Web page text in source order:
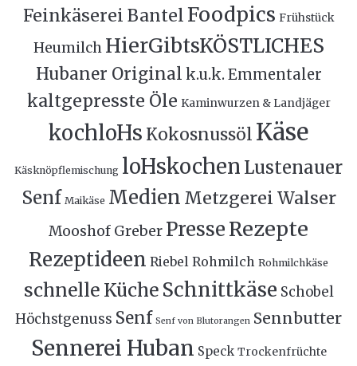
Feinkäserei BantelFoodpics Frühstück
Heumilch HierGibtsKÖSTLICHES
Hubaner Original k.u.k. Emmentaler
kaltgepresste Öle Kaminwurzen & Landjäger
kochloHs Kokosnussöl Käse
Käsknöpflemischung loHskochen Lustenauer
Senf Maikäse Medien Metzgerei Walser
Mooshof Greber PresseRezepte
Rezeptideen Riebel Rohmilch Rohmilchkäse
schnelle Küche Schnittkäse Schobel
Höchstgenuss Senf Senf von Blutorangen Sennbutter
Sennerei Huban Speck Trockenfrüchte